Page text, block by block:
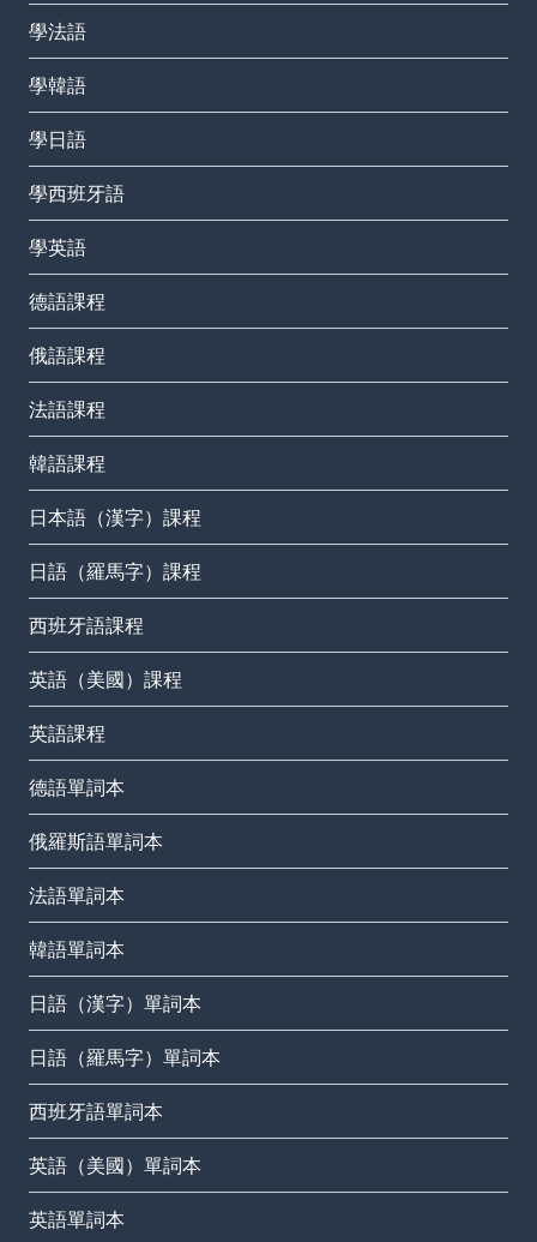
學法語
學韓語
學日語
學西班牙語
學英語
德語課程
俄語課程
法語課程
韓語課程
日本語（漢字）課程
日語（羅馬字）課程
西班牙語課程
英語（美國）課程
英語課程
德語單詞本
俄羅斯語單詞本
法語單詞本
韓語單詞本
日語（漢字）單詞本
日語（羅馬字）單詞本
西班牙語單詞本
英語（美國）單詞本
英語單詞本